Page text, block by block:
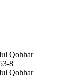
Qohhar
8
Qohhar